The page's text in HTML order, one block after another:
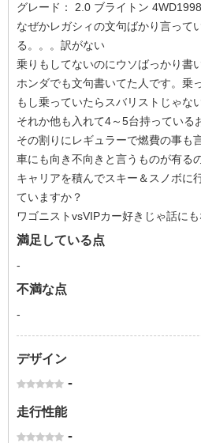
グレード： 2.0 ブライトン
なぜかレガシィの文句ばかり言って
る。。。訳がない
乗りもしてないのにウソばっかり書
ホンダでも文句書いてた人です。乗
もし乗っていたらスバリストじゃな
それか他も入れて4～5台持っている
その割りにレギュラーで燃費の事も
車にも向き不向きと言うものが有る
キャリアを積んでスキー＆スノボに
ていますか？
ワゴニストvsVIPカー好きじゃ話に
満足している点
-
不満な点
-
デザイン
-
走行性能
-